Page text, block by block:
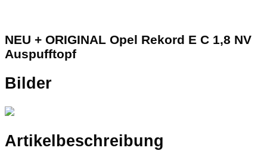
NEU + ORIGINAL Opel Rekord E C 1,8 NV
Auspufftopf
Bilder
Artikelbeschreibung